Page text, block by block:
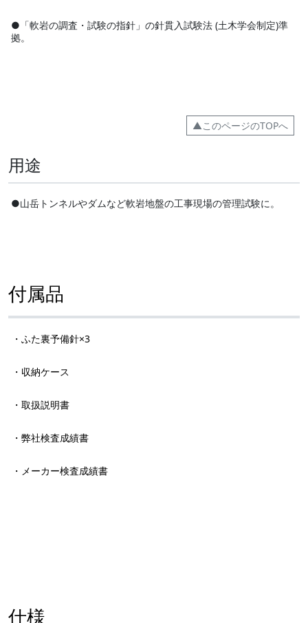
●「軟岩の調査・試験の指針」の針貫入試験法 (土木学会制定)準
拠。
▲このページのTOPへ
用途
●山岳トンネルやダムなど軟岩地盤の工事現場の管理試験に。
付属品
・ふた裏予備針×3
・収納ケース
・取扱説明書
・弊社検査成績書
・メーカー検査成績書
仕様